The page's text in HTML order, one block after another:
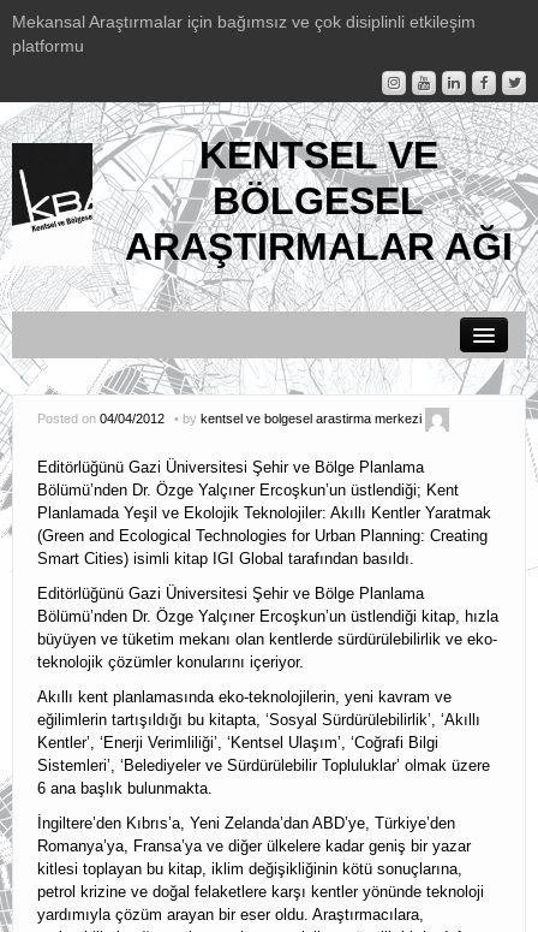
Mekansal Araştırmalar için bağımsız ve çok disiplinli etkileşim
platformu
KENTSEL VE
BÖLGESEL
ARAŞTIRMALAR AĞI
Duyurular
Etkinlikler
KBAM Yayınları
KBAM Yönerge
İletişim
English
Posted on 04/04/2012 by kentsel ve bolgesel arastirma merkezi
Editörlüğünü Gazi Üniversitesi Şehir ve Bölge Planlama
Bölümü’nden Dr. Özge Yalçıner Ercoşkun’un üstlendiği; Kent
Planlamada Yeşil ve Ekolojik Teknolojiler: Akıllı Kentler Yaratmak
(Green and Ecological Technologies for Urban Planning: Creating
Smart Cities) isimli kitap IGI Global tarafından basıldı.
Editörlüğünü Gazi Üniversitesi Şehir ve Bölge Planlama
Bölümü’nden Dr. Özge Yalçıner Ercoşkun’un üstlendiği kitap, hızla
büyüyen ve tüketim mekanı olan kentlerde sürdürülebilirlik ve eko-
teknolojik çözümler konularını içeriyor.
Akıllı kent planlamasında eko-teknolojilerin, yeni kavram ve
eğilimlerin tartışıldığı bu kitapta, ‘Sosyal Sürdürülebilirlik’, ‘Akıllı
Kentler’, ‘Enerji Verimliliği’, ‘Kentsel Ulaşım’, ‘Coğrafi Bilgi
Sistemleri’, ‘Belediyeler ve Sürdürülebilir Topluluklar’ olmak üzere
6 ana başlık bulunmakta.
İngiltere’den Kıbrıs’a, Yeni Zelanda’dan ABD’ye, Türkiye’den
Romanya’ya, Fransa’ya ve diğer ülkelere kadar geniş bir yazar
kitlesi toplayan bu kitap, iklim değişikliğinin kötü sonuçlarına,
petrol krizine ve doğal felaketlere karşı kentler yönünde teknoloji
yardımıyla çözüm arayan bir eser oldu. Araştırmacılara,